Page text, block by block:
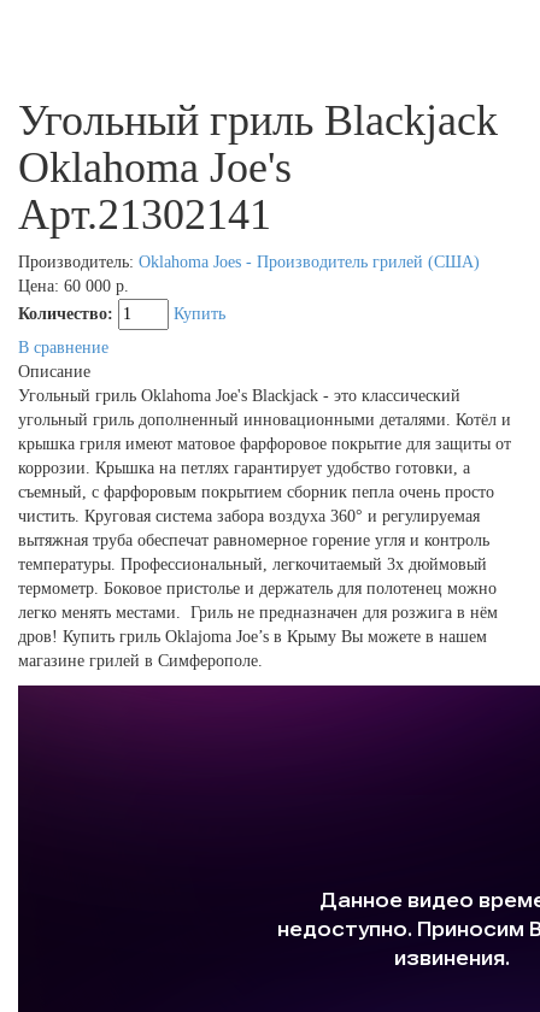
Угольный гриль Blackjack
Oklahoma Joe's
Арт.21302141
Производитель: Oklahoma Joes - Производитель грилей (США)
Цена: 60 000 р.
Количество:
Купить
В сравнение
Описание
Угольный гриль Oklahoma Joe's Blackjack - это классический
угольный гриль дополненный инновационными деталями. Котёл и
крышка гриля имеют матовое фарфоровое покрытие для защиты от
коррозии. Крышка на петлях гарантирует удобство готовки, а
съемный, с фарфоровым покрытием сборник пепла очень просто
чистить. Круговая система забора воздуха 360° и регулируемая
вытяжная труба обеспечат равномерное горение угля и контроль
температуры. Профессиональный, легкочитаемый 3х дюймовый
термометр. Боковое пристолье и держатель для полотенец можно
легко менять местами. Гриль не предназначен для розжига в нём
дров! Купить гриль Oklajoma Joe’s в Крыму Вы можете в нашем
магазине грилей в Симферополе.